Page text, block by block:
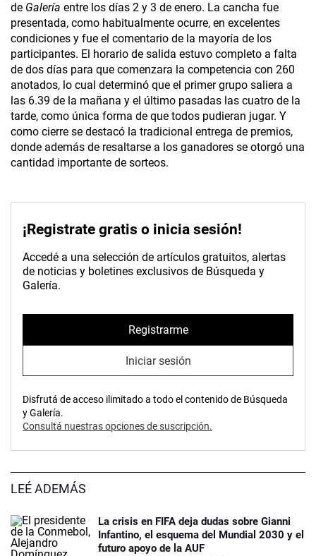
de Galería entre los días 2 y 3 de enero. La cancha fue
presentada, como habitualmente ocurre, en excelentes
condiciones y fue el comentario de la mayoría de los
participantes. El horario de salida estuvo completo a falta
de dos días para que comenzara la competencia con 260
anotados, lo cual determinó que el primer grupo saliera a
las 6.39 de la mañana y el último pasadas las cuatro de la
tarde, como única forma de que todos pudieran jugar. Y
como cierre se destacó la tradicional entrega de premios,
donde además de resaltarse a los ganadores se otorgó una
cantidad importante de sorteos.
¡Registrate gratis o inicia sesión!
Accedé a una selección de artículos gratuitos, alertas
de noticias y boletines exclusivos de Búsqueda y
Galería.
Registrarme
Iniciar sesión
Disfrutá de acceso ilimitado a todo el contenido de Búsqueda
y Galería.
Consultá nuestras opciones de suscripción.
LEÉ ADEMÁS
La crisis en FIFA deja dudas sobre Gianni
Infantino, el esquema del Mundial 2030 y el
futuro apoyo de la AUF